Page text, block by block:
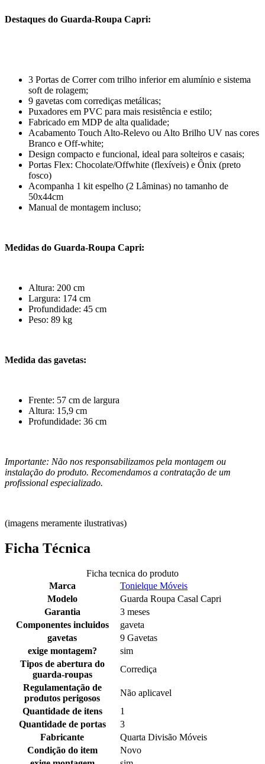
Destaques do Guarda-Roupa Capri:
3 Portas de Correr com trilho inferior em alumínio e sistema
soft de rolagem;
9 gavetas com corrediças metálicas;
Puxadores em PVC para mais resistência e estilo;
Fabricado em MDP de alta qualidade;
Acabamento Touch Alto-Relevo ou Alto Brilho UV nas cores
Branco e Off-white;
Design compacto e funcional, ideal para solteiros e casais;
Portas Flex: Chocolate/Offwhite (flexíveis) e Ônix (preto
fosco)
Acompanha 1 kit espelho (2 Lâminas) no tamanho de
50x44cm
Manual de montagem incluso;
Medidas do Guarda-Roupa Capri:
Altura: 200 cm
Largura: 174 cm
Profundidade: 45 cm
Peso: 89 kg
Medida das gavetas:
Frente: 57 cm de largura
Altura: 15,9 cm
Profundidade: 36 cm
Importante: Não nos responsabilizamos pela montagem ou
instalação do produto. Recomendamos a contratação de um
profissional especializado.
(imagens meramente ilustrativas)
Ficha Técnica
Ficha tecnica do produto
Marca
Tonielque Móveis
Modelo
Guarda Roupa Casal Capri
Garantia
3 meses
Componentes incluidos
gaveta
gavetas
9 Gavetas
exige montagem?
sim
Tipos de abertura do
guarda-roupas
Corrediça
Regulamentação de
produtos perigosos
Não aplicavel
Quantidade de itens
1
Quantidade de portas
3
Fabricante
Quarta Divisão Móveis
Condição do item
Novo